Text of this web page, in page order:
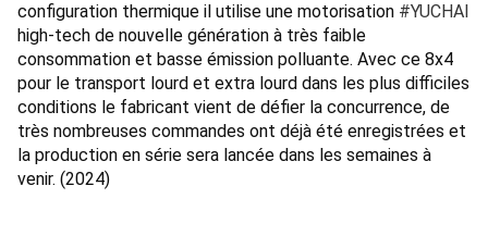
configuration thermique il utilise une motorisation #YUCHAI
high-tech de nouvelle génération à très faible
consommation et basse émission polluante. Avec ce 8x4
pour le transport lourd et extra lourd dans les plus difficiles
conditions le fabricant vient de défier la concurrence, de
très nombreuses commandes ont déjà été enregistrées et
la production en série sera lancée dans les semaines à
venir. (2024)